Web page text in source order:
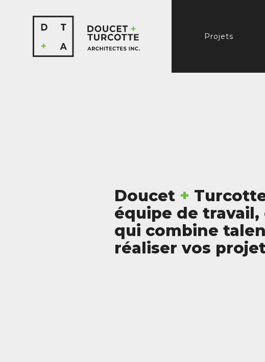
Projets
Doucet +
équipe de travail,
qui combine
réaliser vos